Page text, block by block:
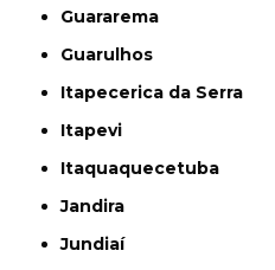
Guararema
Guarulhos
Itapecerica da Serra
Itapevi
Itaquaquecetuba
Jandira
Jundiaí